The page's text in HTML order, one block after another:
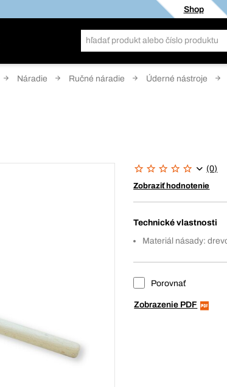
Shop
Náradie Ručné náradie Úderné nástroje
(0)
Zobraziť hodnotenie
Technické vlastnosti
Materiál násady:
Porovnať
Zobrazenie PDF